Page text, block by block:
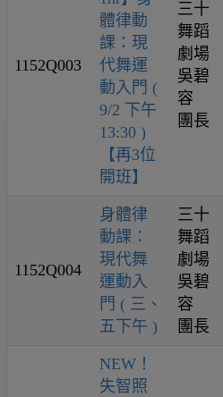
1152Q003
體律動
課：現
代舞運
動入門 (
9/2 下午
13:30 )
【再3位
開班】
三十
舞蹈
劇場
吳碧
容
團長
1152Q004
身體律
動課：
現代舞
運動入
門 ( 三、
五下午 )
三十
舞蹈
劇場
吳碧
容
團長
NEW！
失智照